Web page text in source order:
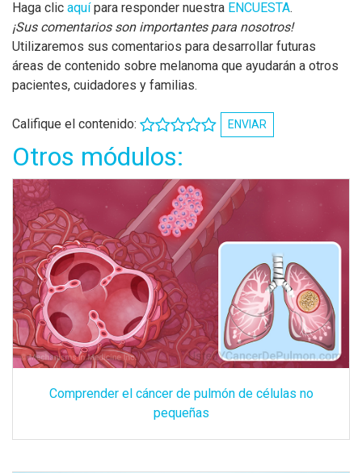
Haga clic aquípara responder nuestra ENCUESTA.
¡Sus comentarios son importantes para nosotros!
Utilizaremos sus comentarios para desarrollar futuras
áreas de contenido sobre melanoma que ayudarán a otros
pacientes, cuidadores y familias.
Califique el contenido: ENVIAR
Otros módulos:
Comprender el cáncer de pulmón de células no
pequeñas